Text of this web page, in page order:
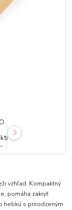
vzhľad. Kompaktný
pomáha zakryť
hebkú s prirodzeným